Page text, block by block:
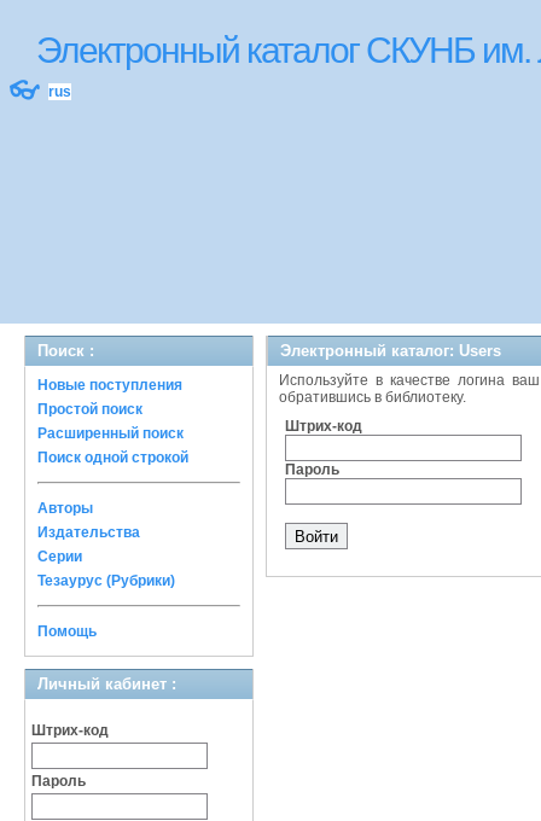
Электронный каталог СКУНБ
👓 rus
Поиск :
Новые поступления
Простой поиск
Расширенный поиск
Поиск одной строкой
Авторы
Издательства
Серии
Тезаурус (Рубрики)
Помощь
Личный кабинет :
Штрих-код
Пароль
Электронный каталог: Users
Используйте в качестве логина
обратившись в библиотеку.
Штрих-код
Пароль